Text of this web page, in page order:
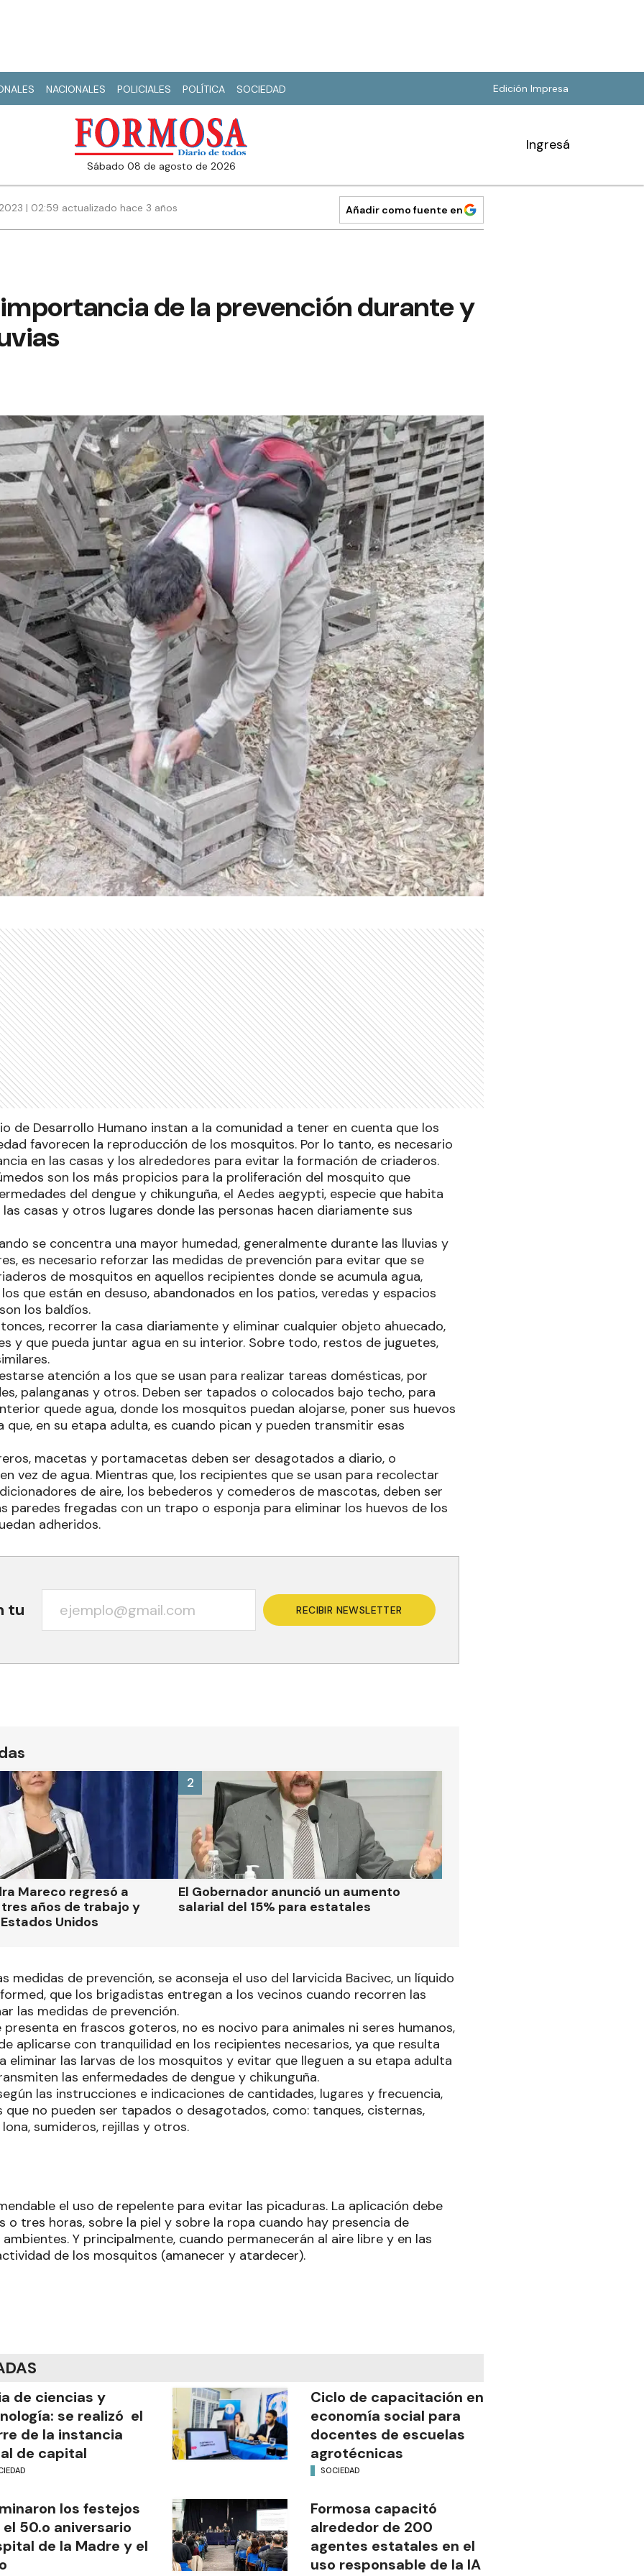
NACIONALES POLICIALES POLÍTICA SOCIEDAD Edición Impresa
sábado 08 de agosto de 2026
Ingresá
| 02:59 actualizado hace 3 años Añadir como fuente en
de la prevención durante y
de Desarrollo Humano instan a la comunidad a tener en cuenta que los
favorecen la reproducción de los mosquitos. Por lo tanto, es necesario
en las casas y los alrededores para evitar la formación de criaderos.
son los más propicios para la proliferación del mosquito que
del dengue y chikunguña, el Aedes aegypti, especie que habita
casas y otros lugares donde las personas hacen diariamente sus
se concentra una mayor humedad, generalmente durante las lluvias y
es necesario reforzar las medidas de prevención para evitar que se
de mosquitos en aquellos recipientes donde se acumula agua,
que están en desuso, abandonados en los patios, veredas y espacios
los baldíos.
recorrer la casa diariamente y eliminar cualquier objeto ahuecado,
y que pueda juntar agua en su interior. Sobre todo, restos de juguetes,
atención a los que se usan para realizar tareas domésticas, por
palanganas y otros. Deben ser tapados o colocados bajo techo, para
quede agua, donde los mosquitos puedan alojarse, poner sus huevos
que, en su etapa adulta, es cuando pican y pueden transmitir esas
macetas y portamacetas deben ser desagotados a diario, o
vez de agua. Mientras que, los recipientes que se usan para recolectar
de aire, los bebederos y comederos de mascotas, deben ser
paredes fregadas con un trapo o esponja para eliminar los huevos de los
adheridos.
tu RECIBIR NEWSLETTER
Mareco regresó a
años de trabajo y
Unidos
El Gobernador anunció un aumento
salarial del 15% para estatales
2
medidas de prevención, se aconseja el uso del larvicida Bacivec, un líquido
que los brigadistas entregan a los vecinos cuando recorren las
las medidas de prevención.
en frascos goteros, no es nocivo para animales ni seres humanos,
aplicarse con tranquilidad en los recipientes necesarios, ya que resulta
eliminar las larvas de los mosquitos y evitar que lleguen a su etapa adulta
las enfermedades de dengue y chikunguña.
las instrucciones e indicaciones de cantidades, lugares y frecuencia,
que no pueden ser tapados o desagotados, como: tanques, cisternas,
sumideros, rejillas y otros.
el uso de repelente para evitar las picaduras. La aplicación debe
o tres horas, sobre la piel y sobre la ropa cuando hay presencia de
Y principalmente, cuando permanecerán al aire libre y en las
de los mosquitos (amanecer y atardecer).
de ciencias y
se realizó el
de la instancia
de capital
Ciclo de capacitación en
economía social para
docentes de escuelas
agrotécnicas
SOCIEDAD
los festejos
50.o aniversario
de la Madre y el
Formosa capacitó
alrededor de 200
agentes estatales en el
uso responsable de la IA